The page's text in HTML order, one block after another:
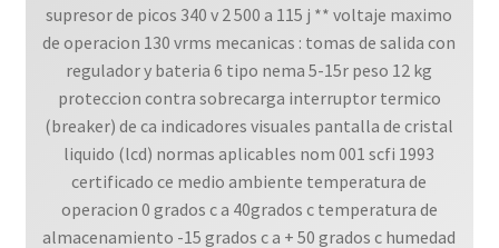
supresor de picos 340 v 2 500 a 115 j ** voltaje maximo
de operacion 130 vrms mecanicas : tomas de salida con
regulador y bateria 6 tipo nema 5-15r peso 12 kg
proteccion contra sobrecarga interruptor termico
(breaker) de ca indicadores visuales pantalla de cristal
liquido (lcd) normas aplicables nom 001 scfi 1993
certificado ce medio ambiente temperatura de
operacion 0 grados c a 40grados c temperatura de
almacenamiento -15 grados c a + 50 grados c humedad